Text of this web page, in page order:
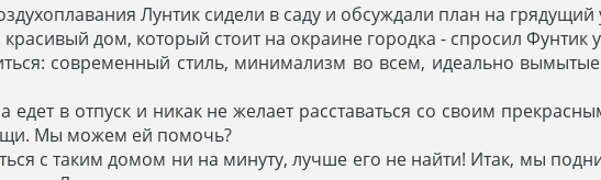
Лунтик сидели в саду и обсуждали план на грядущий
дом, который стоит на окраине городка - спросил Фунтик
современный стиль, минимализм во всем, идеально
в отпуск и никак не желает расставаться со своим
Мы можем ей помочь?
с таким домом ни на минуту, лучше его не найти! Итак, мы